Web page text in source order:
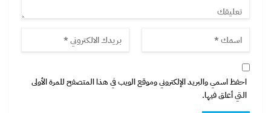
احفظ اسمي والبريد الإلكتروني وموقع الويب في هذا المتصفح للمرة الأولى
التي أعلق فيها.